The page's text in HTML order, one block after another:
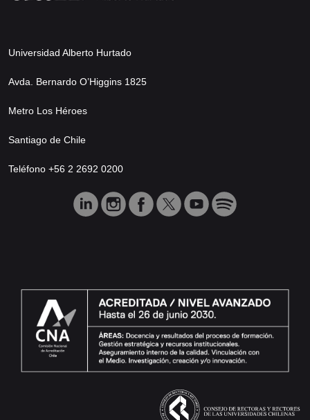
Universidad Alberto Hurtado
Avda. Bernardo O’Higgins 1825
Metro Los Héroes
Santiago de Chile
Teléfono +56 2 2692 0200